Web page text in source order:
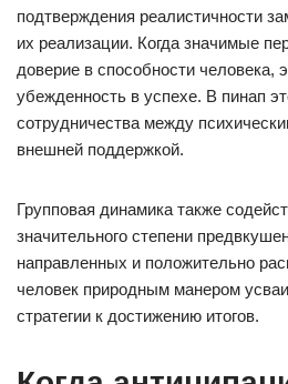
подтверждения реалистичности
их реализации. Когда значимые
доверие в способности человека,
убежденность в успехе. В пинап
сотрудничества между
внешней поддержкой.
Групповая динамика также
значительного степени
направленных и положительно
человек природным манером
стратегии к достижению итогов.